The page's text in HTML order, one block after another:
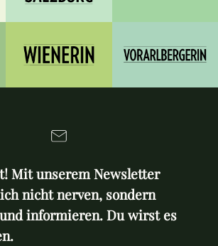
Mit unserem Newsletter
nicht nerven, sondern
informieren. Du wirst es